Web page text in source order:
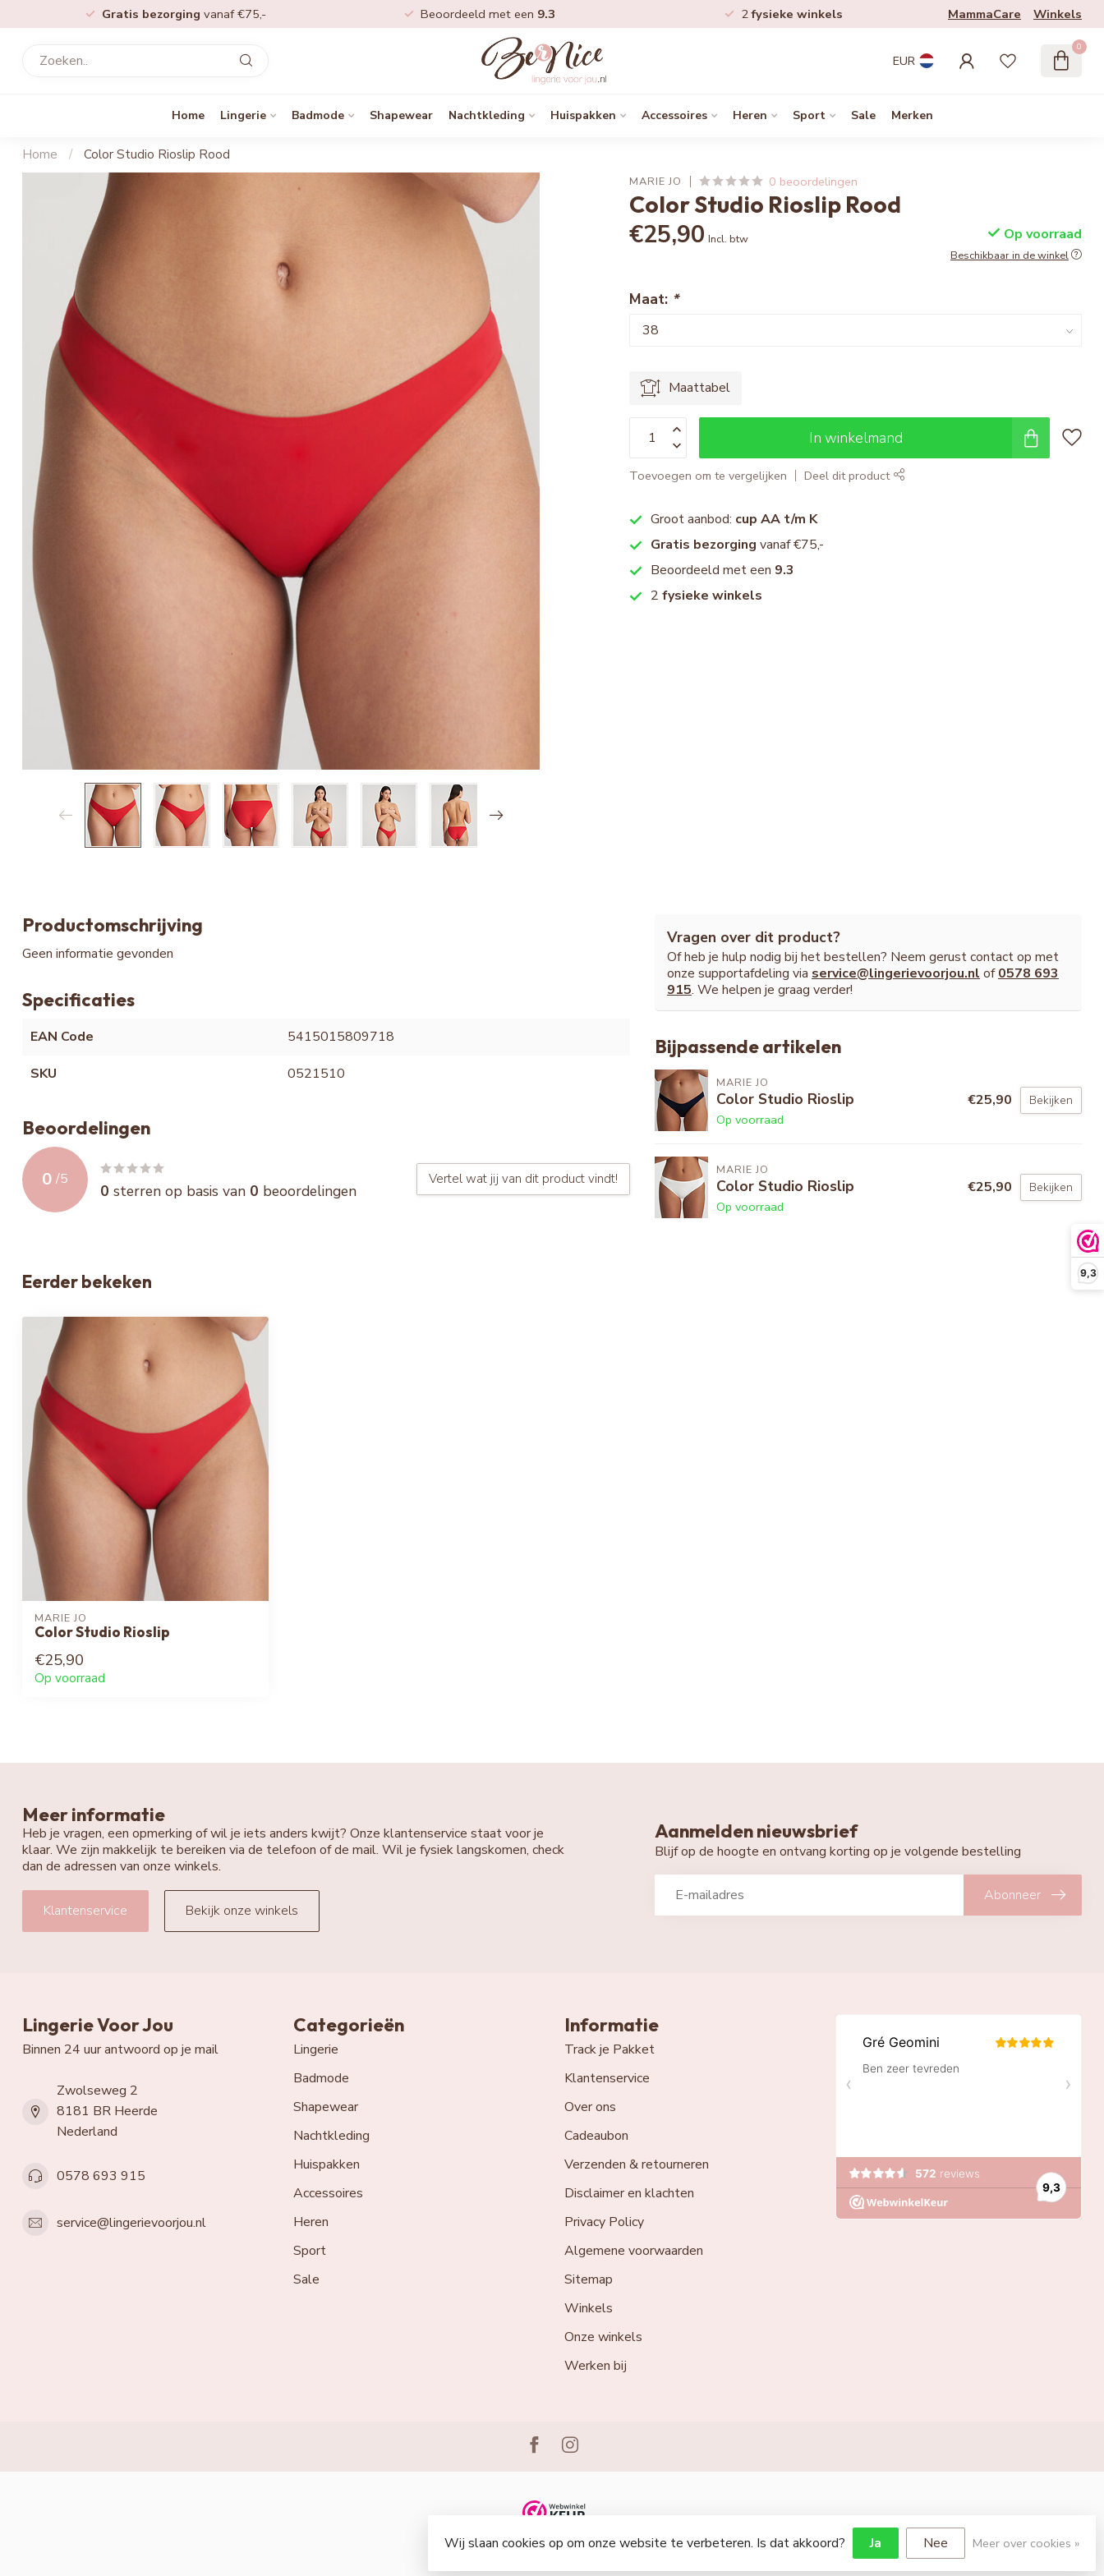
9,3
Gratis bezorging vanaf €75,- Beoordeeld met een 9.3 2fysieke winkels MammaCare Winkels
EUR
0
Home Lingerie Badmode Shapewear Nachtkleding Huispakken Accessoires Heren Sport Sale Merken
Home / Color Studio Rioslip Rood
MARIE JO 0 beoordelingen
Color Studio Rioslip Rood
€25,90 Incl. btw Op voorraad
Beschikbaar in de winkel
Maat: *
Maattabel
In winkelmand
Toevoegen om te vergelijken Deel dit product
Groot aanbod: cup AA t/m K
Gratis bezorgingvanaf €75,-
Beoordeeld met een 9.3
2fysieke winkels
Productomschrijving
Geen informatie gevonden
Specificaties
EAN Code 5415015809718
SKU 0521510
Beoordelingen
0 /5
0 sterren op basis van 0 beoordelingen
Vertel wat jij van dit product vindt!
Vragen over dit product?
Of heb je hulp nodig bij het bestellen? Neem gerust contact op met
onze supportafdeling via service@lingerievoorjou.nl of0578 693
915. We helpen je graag verder!
Bijpassende artikelen
MARIE JO
Color Studio Rioslip
Op voorraad
€25,90 Bekijken
MARIE JO
Color Studio Rioslip
Op voorraad
€25,90 Bekijken
Eerder bekeken
MARIE JO
Color Studio Rioslip
€25,90
Op voorraad
Meer informatie
Heb je vragen, een opmerking of wil je iets anders kwijt? Onze klantenservice staat voor je
klaar. We zijn makkelijk te bereiken via de telefoon of de mail. Wil je fysiek langskomen, check
dan de adressen van onze winkels.
Klantenservice Bekijk onze winkels
Aanmelden nieuwsbrief
Blijf op de hoogte en ontvang korting op je volgende bestelling
Abonneer
Lingerie Voor Jou
Binnen 24 uur antwoord op je mail
Zwolseweg 2
8181 BR Heerde
Nederland
0578 693 915
service@lingerievoorjou.nl
Categorieën
Lingerie
Badmode
Shapewear
Nachtkleding
Huispakken
Accessoires
Heren
Sport
Sale
Informatie
Track je Pakket
Klantenservice
Over ons
Cadeaubon
Verzenden & retourneren
Disclaimer en klachten
Privacy Policy
Algemene voorwaarden
Sitemap
Winkels
Onze winkels
Werken bij
© Copyright 2026 Lingerie Voor Jou
Wij slaan cookies op om onze website te verbeteren. Is dat akkoord? Ja Nee Meer over cookies »